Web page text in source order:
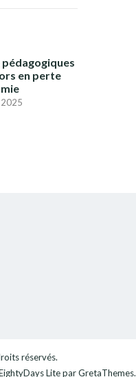
en perte
réservés.
Litepar GretaThemes.